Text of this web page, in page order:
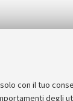
con il tuo
degli